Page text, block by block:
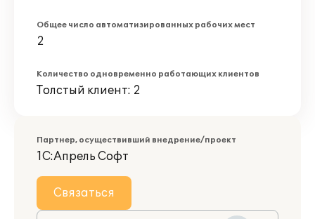
Общее число автоматизированных рабочих мест
2
Количество одновременно работающих клиентов
Толстый клиент: 2
Партнер, осуществивший внедрение/проект
1С:Апрель Софт
Связаться